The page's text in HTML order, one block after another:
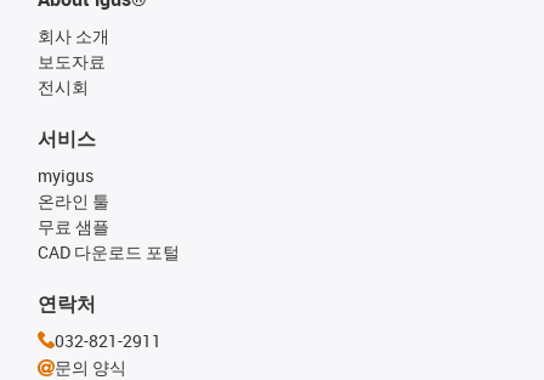
회사 소개
보도자료
전시회
서비스
myigus
온라인 툴
무료 샘플
CAD 다운로드 포털
연락처
032-821-2911
문의 양식